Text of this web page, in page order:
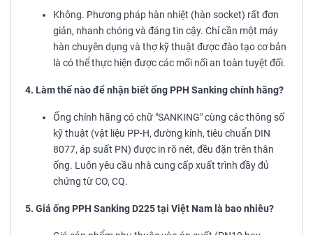
Không. Phương pháp hàn nhiệt (hàn socket) rất đơn
giản, nhanh chóng và đáng tin cậy. Chỉ cần một máy
hàn chuyên dụng và thợ kỹ thuật được đào tạo cơ bản
là có thể thực hiện được các mối nối an toàn tuyệt đối.
4. Làm thế nào để nhận biết ống PPH Sanking chính hãng?
Ống chính hãng có chữ "SANKING" cùng các thông số
kỹ thuật (vật liệu PP-H, đường kính, tiêu chuẩn DIN
8077, áp suất PN) được in rõ nét, đều đặn trên thân
ống. Luôn yêu cầu nhà cung cấp xuất trình đầy đủ
chứng từ CO, CQ.
5. Giá ống PPH Sanking D225 tại Việt Nam là bao nhiêu?